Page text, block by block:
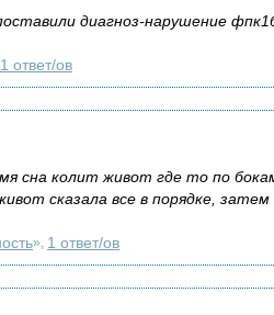
диагноз-нарушение
1 ответ/ов
сна колит живот где то по
сказала все в порядке, затем
», 1 ответ/ов